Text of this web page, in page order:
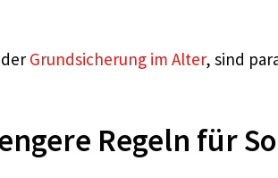
Grundsicherung im Alter, sind
Regeln für